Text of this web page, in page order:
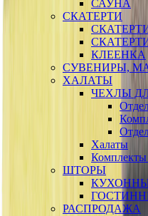
САУНА
СКАТЕРТИ
КЛЕЕНКА
СУВЕНИРЫ,
ХАЛАТЫ
ЧЕХЛЫ
Халаты
Комплекты
ШТОРЫ
РАСПРОДАЖА